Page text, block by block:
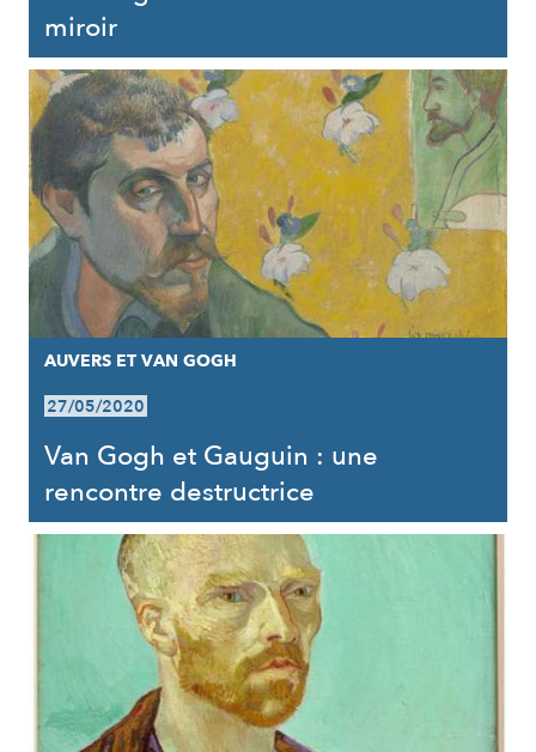
miroir
AUVERS ET VAN GOGH
27/05/2020
Van Gogh et Gauguin : une
rencontre destructrice